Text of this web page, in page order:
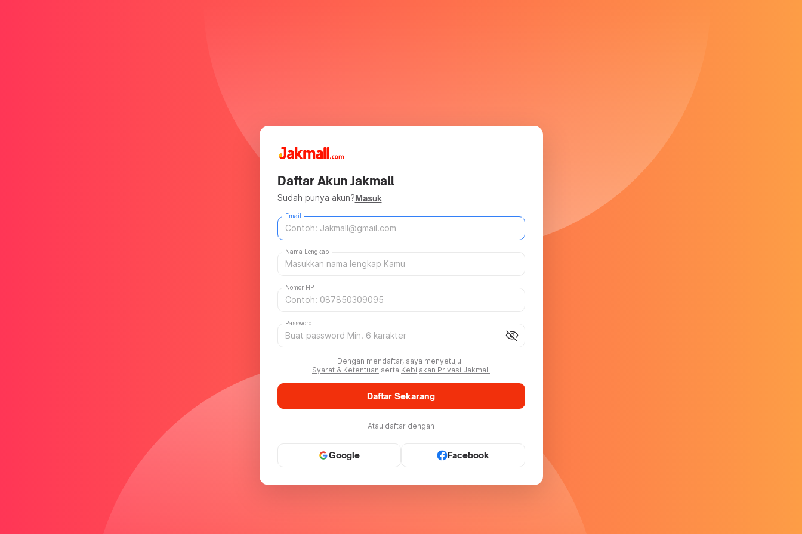
Daftar Akun Jakmall
Sudah punya akun?Masuk
Email
Nama Lengkap
Nomor HP
visibility_off
Password
Dengan mendaftar, saya menyetujui
Syarat & Ketentuan serta Kebijakan Privasi Jakmall
Daftar Sekarang
Atau daftar dengan
Google Facebook